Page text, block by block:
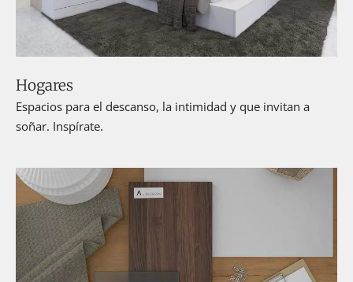
Hogares
Espacios para el descanso, la intimidad y que invitan a
soñar. Inspírate.